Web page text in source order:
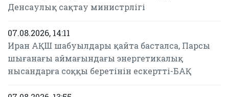
Денсаулық сақтау министрлігі
07.08.2026, 14:11
Иран АҚШ шабуылдары қайта басталса, Парсы
шығанағы аймағындағы энергетикалық
нысандарға соққы беретінін ескертті-БАҚ